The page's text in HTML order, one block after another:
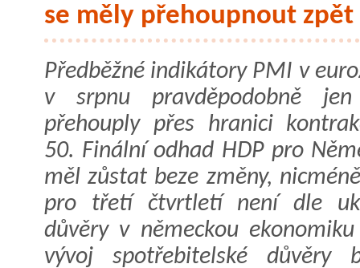
se měly přehoupnout
Předběžné indikátory PMI v
v srpnu pravděpodobně
přehouply přes hranici
50. Finální odhad HDP pro
měl zůstat beze změny,
pro třetí čtvrtletí není dle
důvěry v německou
vývoj spotřebitelské